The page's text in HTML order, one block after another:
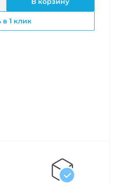
в 1 клик